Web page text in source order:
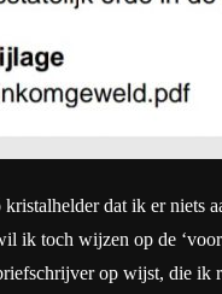
dat ik er niets
ik toch wijzen op de
op wijst, die ik